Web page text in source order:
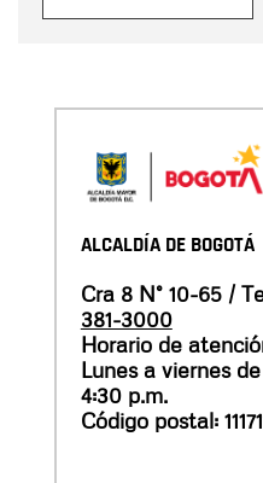
ALCALDÍA DE BOGOTÁ
Cra 8 N° 10-65 /
381-3000
Horario de
Lunes a viernes
4:30 p.m.
Código postal: